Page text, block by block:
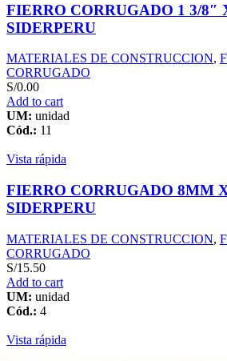
FIERRO CORRUGADO 1 3/8″
SIDERPERU
MATERIALES DE CONSTRUCCION,
CORRUGADO
S/0.00
Add to cart
UM: unidad
Cód.: 11
Vista rápida
FIERRO CORRUGADO 8MM
SIDERPERU
MATERIALES DE CONSTRUCCION,
CORRUGADO
S/15.50
Add to cart
UM: unidad
Cód.: 4
Vista rápida